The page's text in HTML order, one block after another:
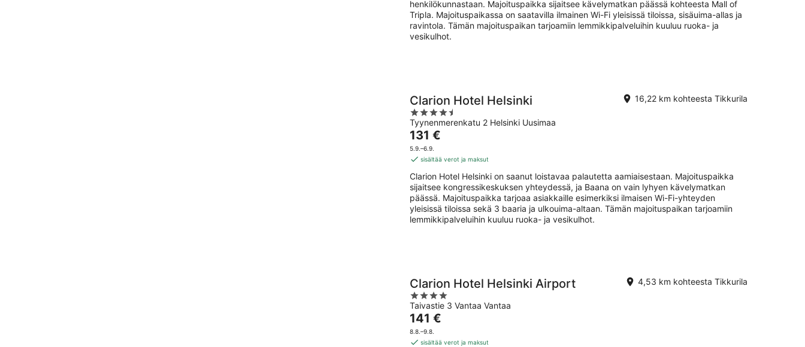
henkilökunnastaan. Majoituspaikka sijaitsee kävelymatkan päässä kohteesta Mall of
Tripla. Majoituspaikassa on saatavilla ilmainen Wi-Fi yleisissä tiloissa, sisäuima-allas ja
ravintola. Tämän majoituspaikan tarjoamiin lemmikkipalveluihin kuuluu ruoka- ja
vesikulhot.
Clarion Hotel Helsinki
4.5
out
of
5
Tyynenmerenkatu 2 Helsinki Uusimaa
16,22 km kohteesta Tikkurila
Hinta
on
131 €
yö
131 €
5.9.–6.9.
sisältää verot ja maksut
Clarion Hotel Helsinki on saanut loistavaa palautetta aamiaisestaan. Majoituspaikka
sijaitsee kongressikeskuksen yhteydessä, ja Baana on vain lyhyen kävelymatkan
päässä. Majoituspaikka tarjoaa asiakkaille esimerkiksi ilmaisen Wi-Fi-yhteyden
yleisissä tiloissa sekä 3 baaria ja ulkouima-altaan. Tämän majoituspaikan tarjoamiin
lemmikkipalveluihin kuuluu ruoka- ja vesikulhot.
Clarion Hotel Helsinki Airport
4
out
of
5
Taivastie 3 Vantaa Vantaa
4,53 km kohteesta Tikkurila
Hinta
on
141 €
141 €
8.8.–9.8.
sisältää verot ja maksut